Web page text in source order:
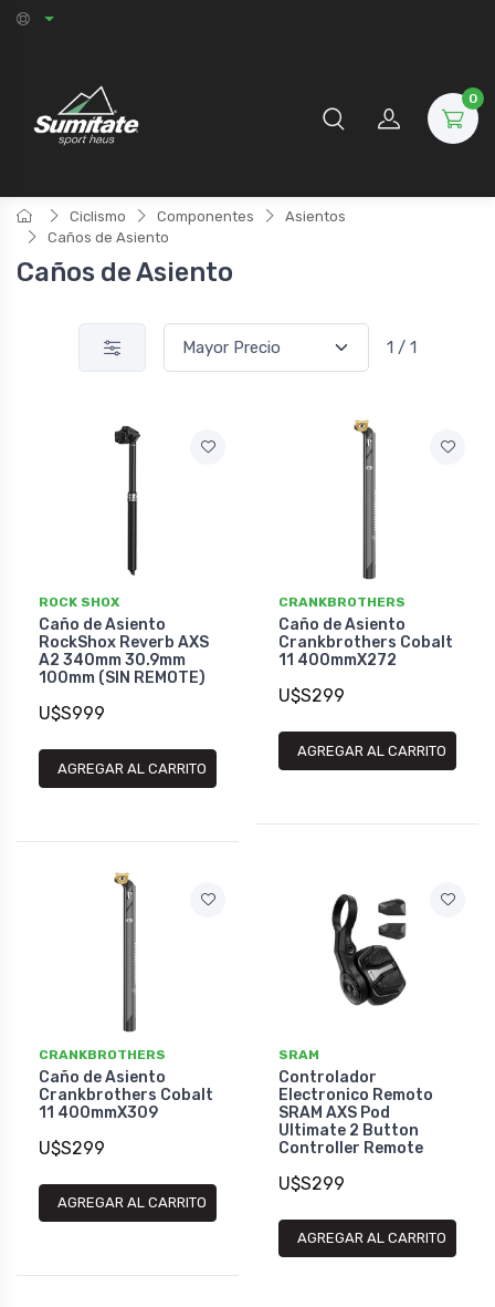
0
Ciclismo Componentes
Asientos
Caños de Asiento
Caños de Asiento
1 / 1
ROCK SHOX
Caño de Asiento
RockShox Reverb AXS
A2 340mm 30.9mm
100mm (SIN REMOTE)
U$S999
AGREGAR AL CARRITO
CRANKBROTHERS
Caño de Asiento
Crankbrothers Cobalt
11 400mmX272
U$S299
AGREGAR AL CARRITO
CRANKBROTHERS
Caño de Asiento
Crankbrothers Cobalt
11 400mmX309
U$S299
AGREGAR AL CARRITO
SRAM
Controlador
Electronico Remoto
SRAM AXS Pod
Ultimate 2 Button
Controller Remote
U$S299
AGREGAR AL CARRITO